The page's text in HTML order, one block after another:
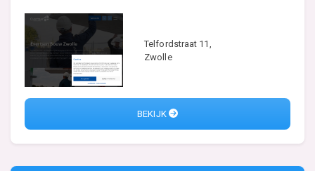
Telfordstraat 11,
Zwolle
BEKIJK